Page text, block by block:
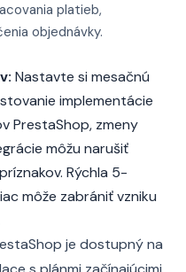
platieb,
objednávky.
Nastavte si mesačnú
implementácie
PrestaShop, zmeny
môžu narušiť
Rýchla 5-
môže zabrániť vzniku
je dostupný na